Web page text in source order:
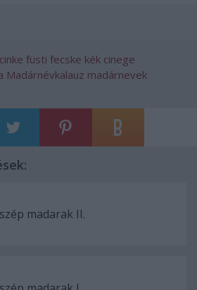
cinke füsti fecske kék cinege
Madárnévkalauz madárnevek
madarak II.